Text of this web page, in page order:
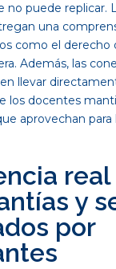
no puede replicar.
una
como el derecho
Además, las
llevar
los docentes
aprovechan
y
por